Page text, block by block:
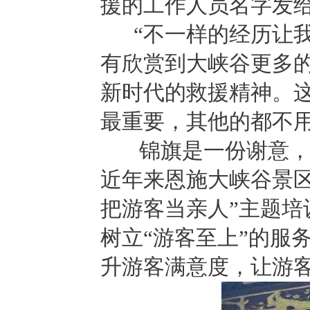
援的工作人员名字发
“不一样的经历让
有欣赏到大峡谷更多
新时代的救援精神。
最重要，其他的都不
锦旗是一份谢意，
近年来恩施大峡谷景
把游客当亲人”主题
树立“游客至上”的服
升游客满意度，让游